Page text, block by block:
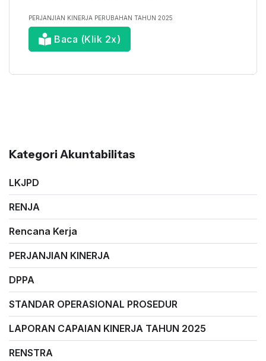
PERJANJIAN KINERJA PERUBAHAN TAHUN 2025
Baca (Klik 2x)
Kategori Akuntabilitas
LKJPD
RENJA
Rencana Kerja
PERJANJIAN KINERJA
DPPA
STANDAR OPERASIONAL PROSEDUR
LAPORAN CAPAIAN KINERJA TAHUN 2025
RENSTRA